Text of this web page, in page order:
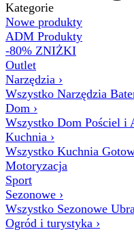
Kategorie
Nowe produkty
ADM Produkty
-80% ZNIŻKI
Outlet
Narzędzia ›
Wszystko Narzędzia
Dom ›
Wszystko Dom Pościel i
Kuchnia ›
Wszystko Kuchnia
Motoryzacja
Sport
Sezonowe ›
Wszystko Sezonowe
Ogród i turystyka ›